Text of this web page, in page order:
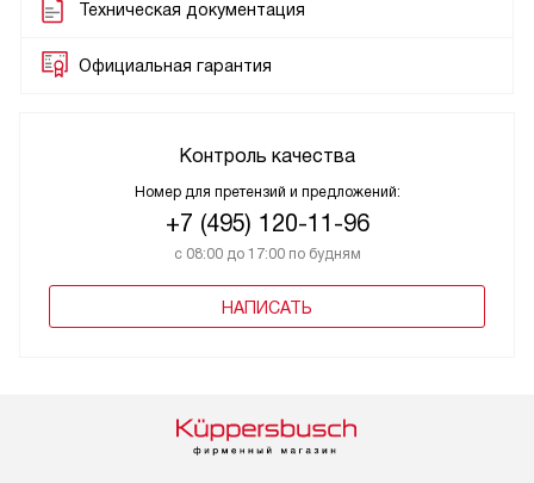
Техническая документация
Официальная гарантия
Контроль качества
Номер для претензий и предложений:
+7 (495) 120-11-96
с 08:00 до 17:00 по будням
НАПИСАТЬ